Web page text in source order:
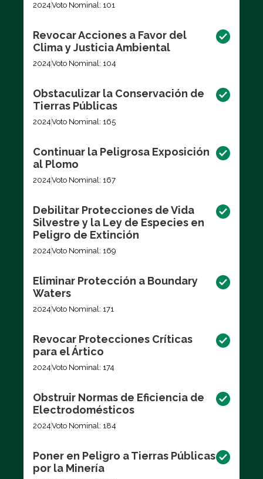
2024Voto Nominal: 101
Revocar Acciones a Favor del
Clima y Justicia Ambiental
2024Voto Nominal: 104
Obstaculizar la Conservación de
Tierras Públicas
2024Voto Nominal: 165
Continuar la Peligrosa Exposición
al Plomo
2024Voto Nominal: 167
Debilitar Protecciones de Vida
Silvestre y la Ley de Especies en
Peligro de Extinción
2024Voto Nominal: 169
Eliminar Protección a Boundary
Waters
2024Voto Nominal: 171
Revocar Protecciones Críticas
para el Ártico
2024Voto Nominal: 174
Obstruir Normas de Eficiencia de
Electrodomésticos
2024Voto Nominal: 184
Poner en Peligro a Tierras Públicas
por la Minería